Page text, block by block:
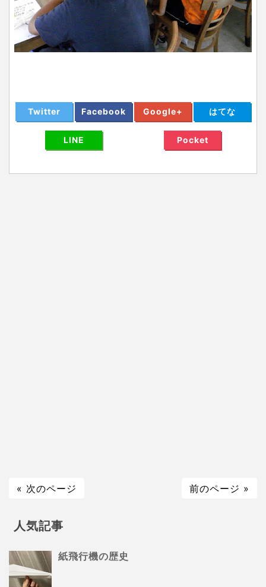
Twitter Facebook Google+ はてな
LINE Pocket
« 次のページ 前のページ »
人気記事
紙飛行機の歴史